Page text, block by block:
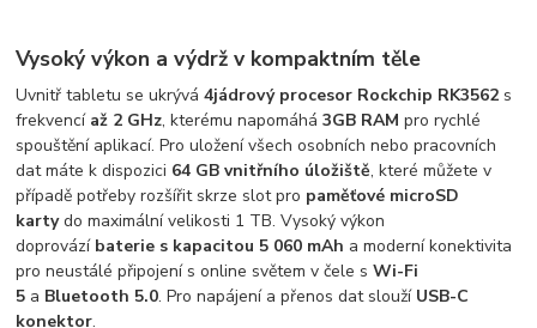
Vysoký výkon a výdrž v kompaktním těle
Uvnitř tabletu se ukrývá4jádrový procesor Rockchip RK3562 s
frekvencíaž 2 GHz, kterému napomáhá3GB RAM pro rychlé
spouštění aplikací. Pro uložení všech osobních nebo pracovních
dat máte k dispozici 64 GB vnitřního úložiště, které můžete v
případě potřeby rozšířit skrze slot pro paměťové microSD
kartydo maximální velikosti 1 TB. Vysoký výkon
doprovází baterie s kapacitou 5 060 mAh a moderní konektivita
pro neustálé připojení s online světem v čele s Wi-Fi
5 a Bluetooth 5.0. Pro napájení a přenos dat slouží USB-C
konektor.